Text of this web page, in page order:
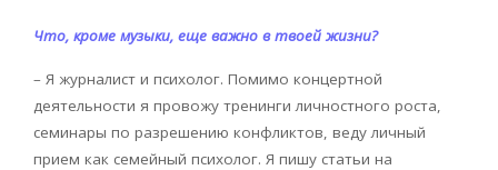
Что, кроме музыки, еще важно в твоей жизни?
– Я журналист и психолог. Помимо концертной
деятельности я провожу тренинги личностного роста,
семинары по разрешению конфликтов, веду личный
прием как семейный психолог. Я пишу статьи на